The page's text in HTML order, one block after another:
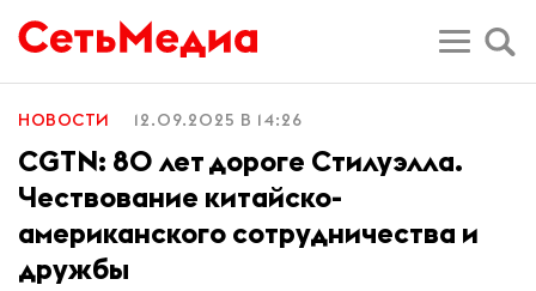
НОВОСТИ 12.09.2025 В 14:26
CGTN: 80 лет дороге Стилуэлла.
Чествование китайско-
американского сотрудничества и
дружбы